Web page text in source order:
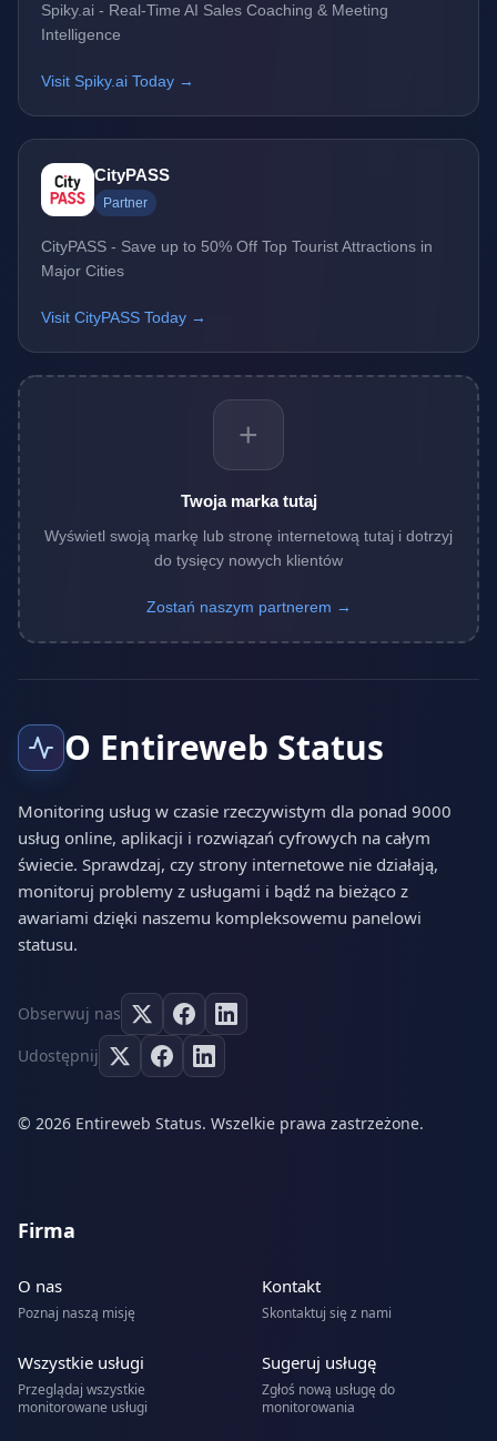
Spiky.ai - Real-Time AI Sales Coaching & Meeting
Intelligence
Visit Spiky.ai Today →
CityPASS
Partner
CityPASS - Save up to 50% Off Top Tourist Attractions in
Major Cities
Visit CityPASS Today →
+
Twoja marka tutaj
Wyświetl swoją markę lub stronę internetową tutaj i dotrzyj
do tysięcy nowych klientów
Zostań naszym partnerem →
O Entireweb Status
Monitoring usług w czasie rzeczywistym dla ponad 9000
usług online, aplikacji i rozwiązań cyfrowych na całym
świecie. Sprawdzaj, czy strony internetowe nie działają,
monitoruj problemy z usługami i bądź na bieżąco z
awariami dzięki naszemu kompleksowemu panelowi
statusu.
Obserwuj nas
Udostępnij
© 2026 Entireweb Status. Wszelkie prawa zastrzeżone.
Firma
O nas
Poznaj naszą misję
Kontakt
Skontaktuj się z nami
Wszystkie usługi
Przeglądaj wszystkie
monitorowane usługi
Sugeruj usługę
Zgłoś nową usługę do
monitorowania